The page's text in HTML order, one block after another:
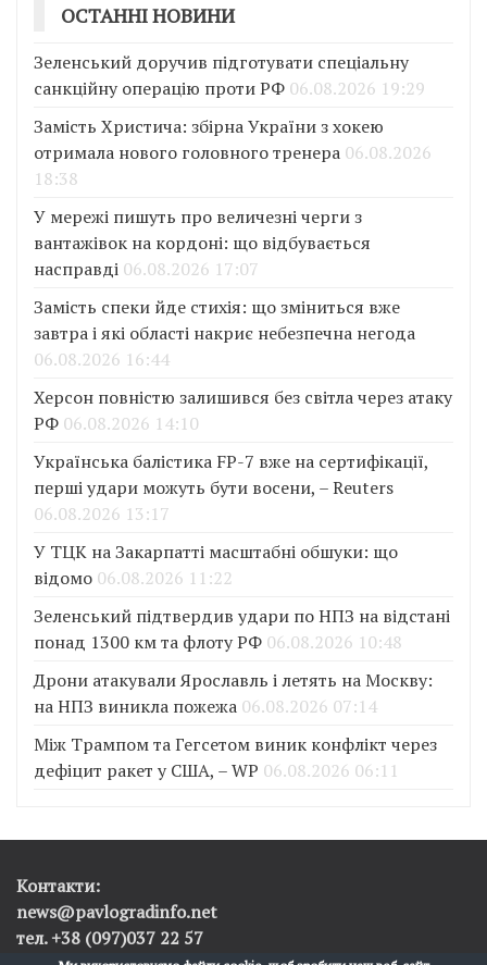
ОСТАННІ НОВИНИ
Зеленський доручив підготувати спеціальну
санкційну операцію проти РФ 06.08.2026 19:29
Замість Христича: збірна України з хокею
отримала нового головного тренера 06.08.2026
18:38
У мережі пишуть про величезні черги з
вантажівок на кордоні: що відбувається
насправді 06.08.2026 17:07
Замість спеки йде стихія: що зміниться вже
завтра і які області накриє небезпечна негода
06.08.2026 16:44
Херсон повністю залишився без світла через атаку
РФ 06.08.2026 14:10
Українська балістика FP-7 вже на сертифікації,
перші удари можуть бути восени, – Reuters
06.08.2026 13:17
У ТЦК на Закарпатті масштабні обшуки: що
відомо 06.08.2026 11:22
Зеленський підтвердив удари по НПЗ на відстані
понад 1300 км та флоту РФ 06.08.2026 10:48
Дрони атакували Ярославль і летять на Москву:
на НПЗ виникла пожежа 06.08.2026 07:14
Між Трампом та Гегсетом виник конфлікт через
дефіцит ракет у США, – WP 06.08.2026 06:11
Контакти:
news@pavlogradinfo.net
тел. +38 (097)037 22 57